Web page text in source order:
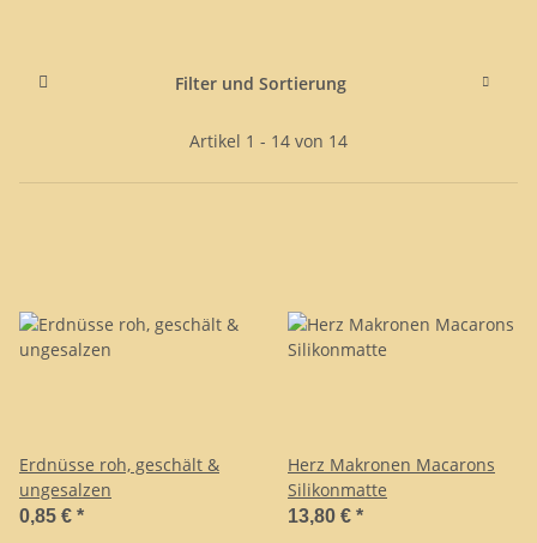
Filter und Sortierung
Artikel 1 - 14 von 14
Erdnüsse roh, geschält &
ungesalzen
0,85 € *
Herz Makronen Macarons
Silikonmatte
13,80 € *